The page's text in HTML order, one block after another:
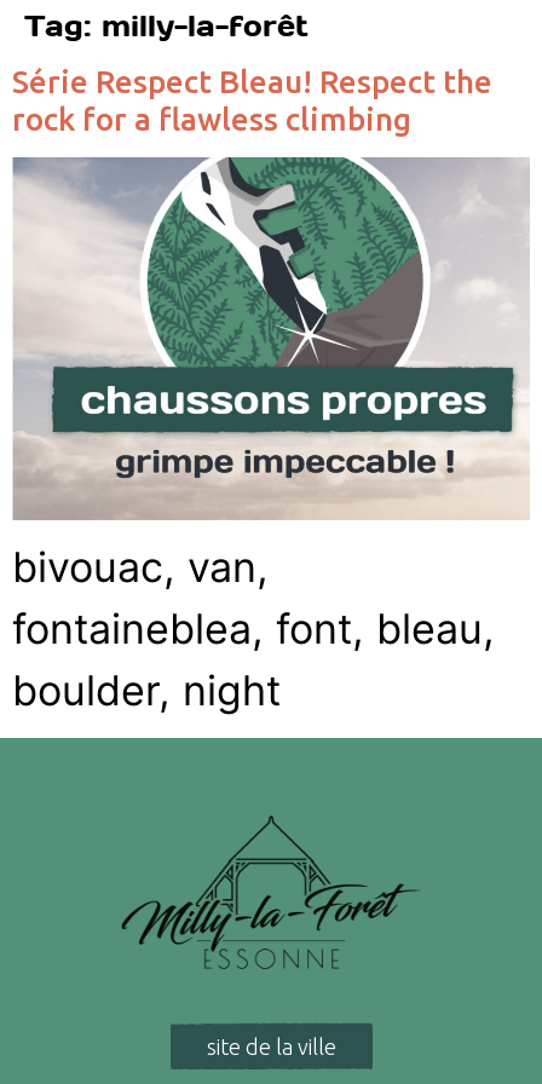
Tag: milly-la-forêt
Série Respect Bleau! Respect the
rock for a flawless climbing
bivouac, van,
fontaineblea, font, bleau,
boulder, night
site de la ville